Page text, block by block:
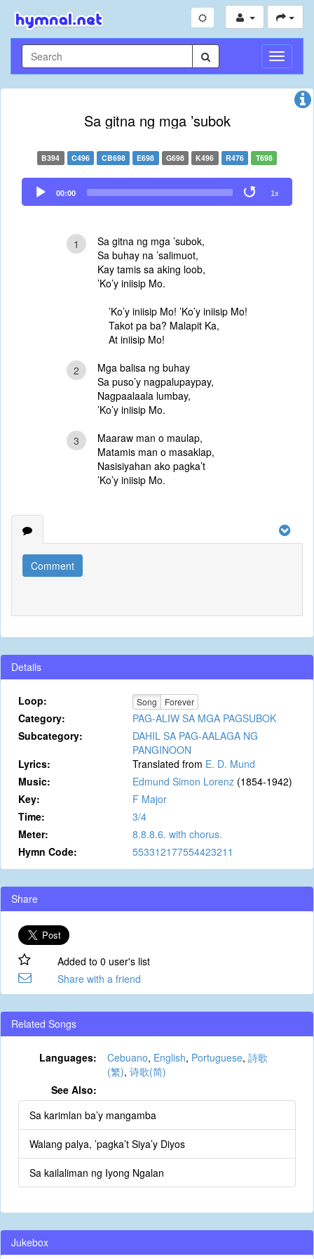
Toggle
Sa gitna ng mga ’subok
B394 C496 CB698 E698 G698 K496 R476 T698
Audio
Player
00:00 1x
1
Sa gitna ng mga ’subok,
Sa buhay na ’salimuot,
Kay tamis sa aking loob,
’Ko’y iniisip Mo.
’Ko’y iniisip Mo! ’Ko’y iniisip Mo!
Takot pa ba? Malapit Ka,
At iniisip Mo!
2
Mga balisa ng buhay
Sa puso’y nagpalupaypay,
Nagpaalaala lumbay,
’Ko’y iniisip Mo.
3
Maaraw man o maulap,
Matamis man o masaklap,
Nasisiyahan ako pagka’t
’Ko’y iniisip Mo.
Comment
Details
Loop: Song Forever
Category:
PAG-ALIW SA MGA PAGSUBOK
Subcategory:
DAHIL SA PAG-AALAGA NG
PANGINOON
Lyrics:
Translated from E. D. Mund
Music:
Edmund Simon Lorenz (1854-1942)
Key:
F Major
Time:
3/4
Meter:
8.8.8.6. with chorus.
Hymn Code:
553312177554423211
Share
Added to 0 user's list
Share with a friend
Related Songs
Languages: Cebuano, English, Portuguese, 詩歌
(繁), 诗歌(简)
See Also:
Sa karimlan ba’y mangamba
Walang palya, ’pagka’t Siya’y Diyos
Sa kailaliman ng Iyong Ngalan
Jukebox